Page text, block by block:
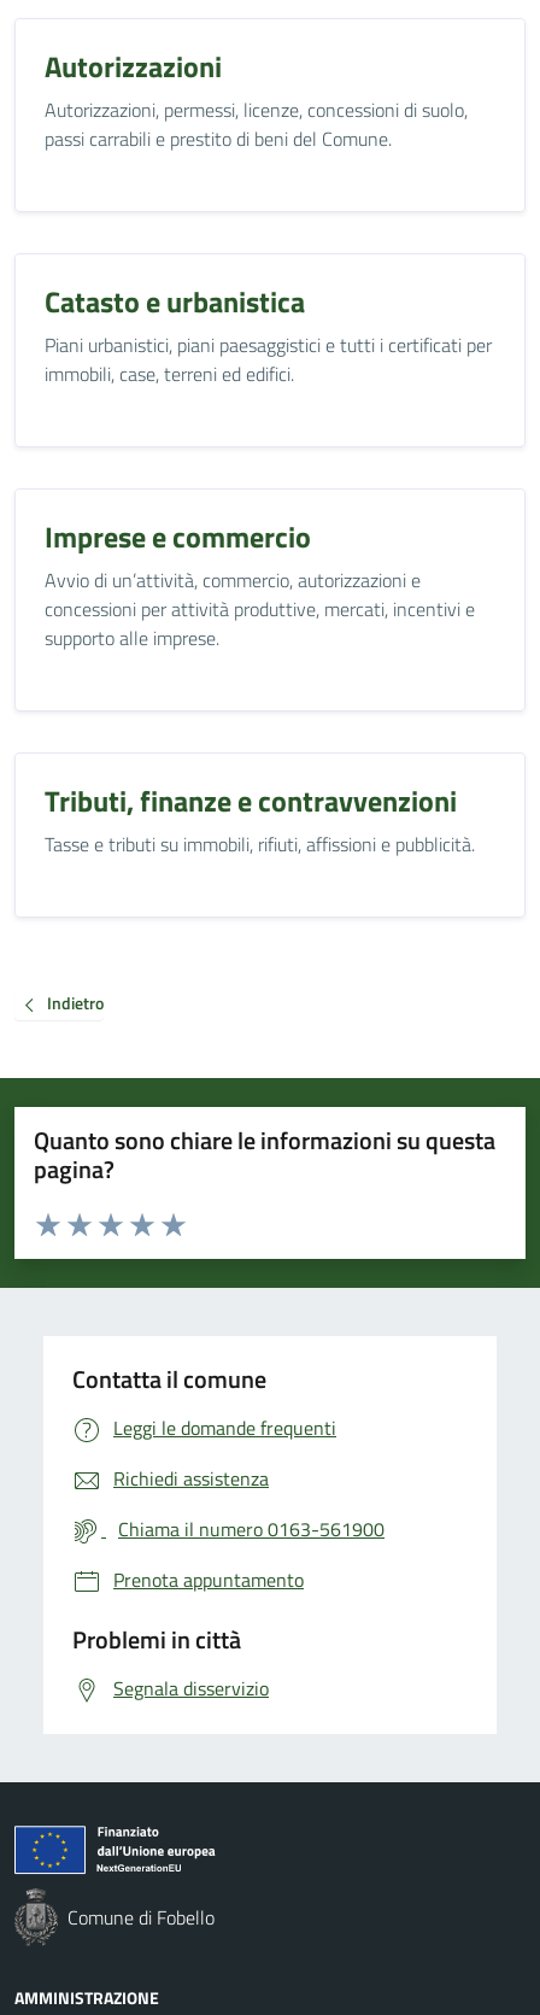
Autorizzazioni
Autorizzazioni, permessi, licenze, concessioni di suolo,
passi carrabili e prestito di beni del Comune.
Catasto e urbanistica
Piani urbanistici, piani paesaggistici e tutti i certificati per
immobili, case, terreni ed edifici.
Imprese e commercio
Avvio di un’attività, commercio, autorizzazioni e
concessioni per attività produttive, mercati, incentivi e
supporto alle imprese.
Tributi, finanze e contravvenzioni
Tasse e tributi su immobili, rifiuti, affissioni e pubblicità.
Indietro
Quanto sono chiare le informazioni su questa
pagina?
Valuta da 1 a 5 stelle la pagina
Valuta 5 stelle su 5
Valuta 4 stelle su 5
Valuta 3 stelle su 5
Valuta 2 stelle su 5
Valuta 1 stelle su 5
Contatta il comune
Leggi le domande frequenti
Richiedi assistenza
Chiama il numero 0163-561900
Prenota appuntamento
Problemi in città
Segnala disservizio
Comune di Fobello
AMMINISTRAZIONE